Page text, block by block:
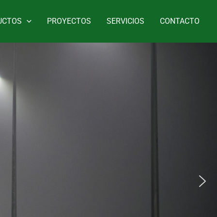
PROYECTOS SERVICIOS CONTACTO